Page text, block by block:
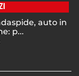
auto in
p...